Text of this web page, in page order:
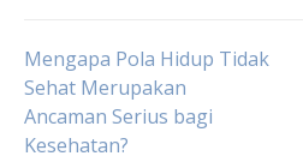
Post
navigation
Mengapa Pola Hidup Tidak
Sehat Merupakan
Ancaman Serius bagi
Kesehatan?